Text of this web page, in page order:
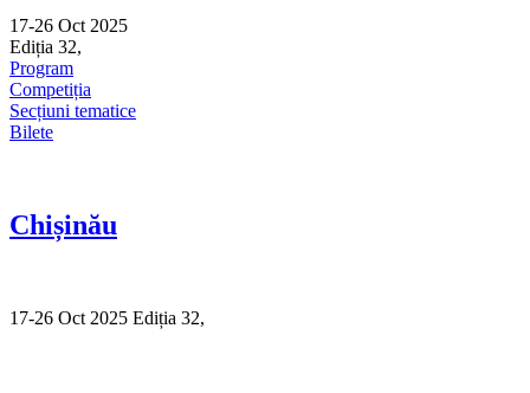
17-26 Oct 2025
Ediția 32,
Program
Competiția
Secțiuni tematice
Bilete
Chișinău
17-26 Oct 2025 Ediția 32,